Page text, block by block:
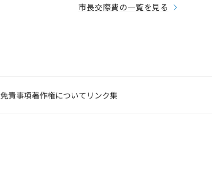
市長交際費の一覧を見る
免責事項著作権について リンク集